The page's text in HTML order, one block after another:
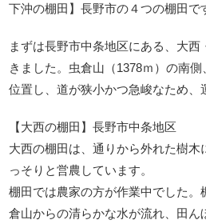
下沖の棚田】長野市の４つの棚田で
まずは長野市中条地区にある、大
きました。虫倉山（1378ｍ）の南
位置し、道が狭小かつ急峻なため、
【大西の棚田】長野市中条地区
大西の棚田は、通りから外れた樹木
っそりと営農しています。
棚田では農家の方が作業中でした。
倉山からの清らかな水が流れ、田ん